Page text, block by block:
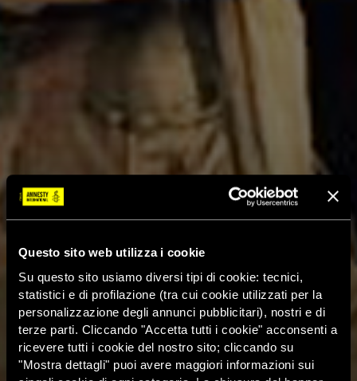
Questo sito web utilizza i cookie
Su questo sito usiamo diversi tipi di cookie: tecnici,
statistici e di profilazione (tra cui cookie utilizzati per la
personalizzazione degli annunci pubblicitari), nostri e di
terze parti. Cliccando "Accetta tutti i cookie" acconsenti a
ricevere tutti i cookie del nostro sito; cliccando su
"Mostra dettagli" puoi avere maggiori informazioni sui